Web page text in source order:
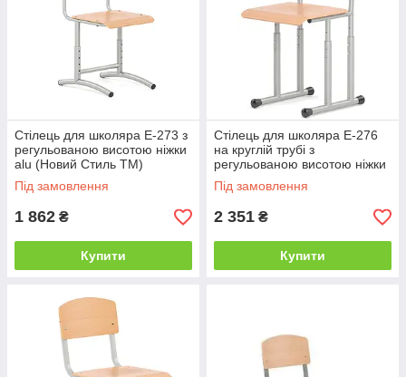
Стілець для школяра E-273 з
регульованою висотою ніжки
alu (Новий Стиль ТМ)
Під замовлення
1 862 ₴
Купити
Стілець для школяра E-276
на круглій трубі з
регульованою висотою ніжки
alu (Новий Стиль ТМ)
Під замовлення
2 351 ₴
Купити